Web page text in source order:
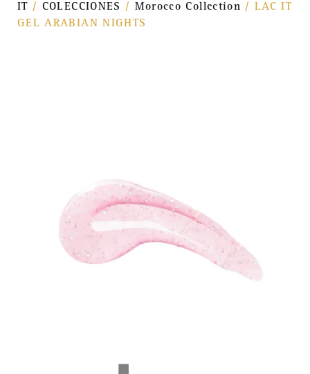
IT / COLECCIONES / Morocco Collection / LAC IT
GEL ARABIAN NIGHTS